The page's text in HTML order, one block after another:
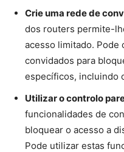
Crie uma rede de
dos routers permite-
acesso limitado. Pode
convidados para
específicos, incluindo
Utilizar o controlo
funcionalidades de
bloquear o acesso a
Pode utilizar estas